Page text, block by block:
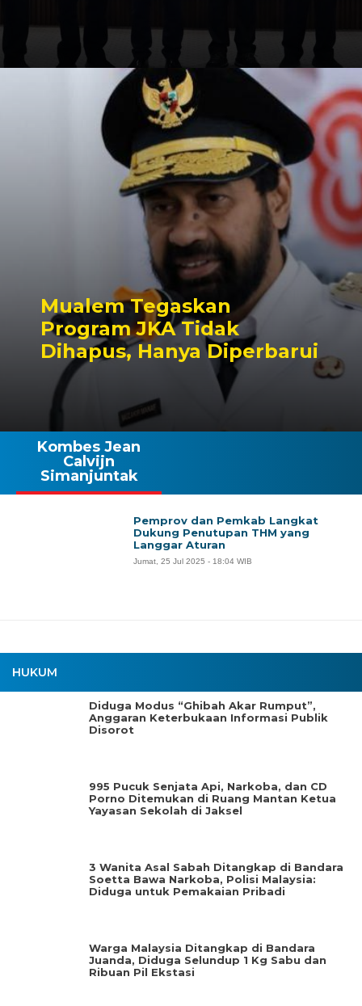
Mualem Tegaskan
Program JKA Tidak
Dihapus, Hanya Diperbarui
HUKUM
Diduga Modus “Ghibah Akar Rumput”,
Anggaran Keterbukaan Informasi Publik
Disorot
995 Pucuk Senjata Api, Narkoba, dan CD
Porno Ditemukan di Ruang Mantan Ketua
Yayasan Sekolah di Jaksel
3 Wanita Asal Sabah Ditangkap di Bandara
Soetta Bawa Narkoba, Polisi Malaysia:
Diduga untuk Pemakaian Pribadi
Warga Malaysia Ditangkap di Bandara
Juanda, Diduga Selundup 1 Kg Sabu dan
Ribuan Pil Ekstasi
Kombes Jean
Calvijn
Simanjuntak
Pemprov dan Pemkab Langkat
Dukung Penutupan THM yang
Langgar Aturan
Jumat, 25 Jul 2025 - 18:04 WIB